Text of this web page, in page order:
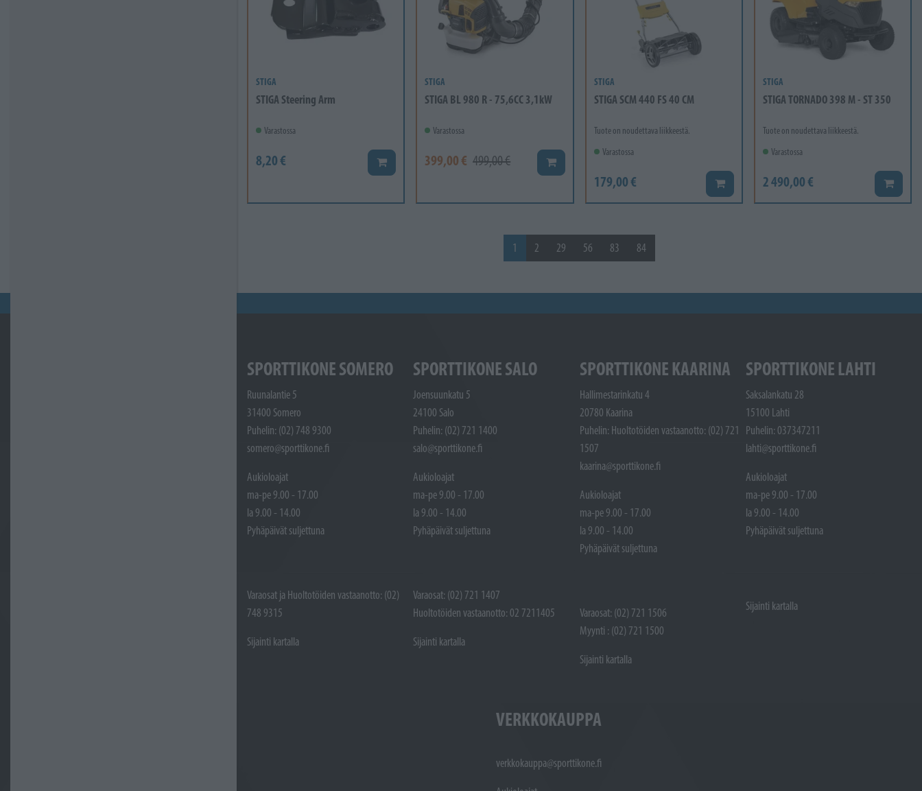
STIGA
STIGA Steering Arm
Varastossa
8,20 € Lisää koriin
STIGA
STIGA BL 980 R - 75,6CC 3,1kW
Varastossa
399,00 € 499,00 € Lisää koriin
STIGA
STIGA SCM 440 FS 40 CM
Tuote on noudettava liikkeestä.
Varastossa
179,00 € Lisää koriin
STIGA
STIGA TORNADO 398 M - ST 350
Tuote on noudettava liikkeestä.
Varastossa
2 490,00 € Lisää
1 2 29 56 83 84
SPORTTIKONE SOMERO
Ruunalantie 5
31400 Somero
Puhelin: (02) 748 9300
somero@sporttikone.fi
Aukioloajat
ma-pe 9.00 - 17.00
la 9.00 - 14.00
Pyhäpäivät suljettuna
Varaosat ja Huoltotöiden vastaanotto: (02)
748 9315
Sijainti kartalla
SPORTTIKONE SALO
Joensuunkatu 5
24100 Salo
Puhelin: (02) 721 1400
salo@sporttikone.fi
Aukioloajat
ma-pe 9.00 - 17.00
la 9.00 - 14.00
Pyhäpäivät suljettuna
Varaosat: (02) 721 1407
Huoltotöiden vastaanotto: 02 7211405
Sijainti kartalla
SPORTTIKONE KAARINA
Hallimestarinkatu 4
20780 Kaarina
Puhelin: Huoltotöiden vastaanotto: (02) 721
1507
kaarina@sporttikone.fi
Aukioloajat
ma-pe 9.00 - 17.00
la 9.00 - 14.00
Pyhäpäivät suljettuna
Varaosat: (02) 721 1506
Myynti : (02) 721 1500
Sijainti kartalla
SPORTTIKONE LAHTI
Saksalankatu 28
15100 Lahti
Puhelin: 037347211
lahti@sporttikone.fi
Aukioloajat
ma-pe 9.00 - 17.00
la 9.00 - 14.00
Pyhäpäivät suljettuna
Sijainti kartalla
VERKKOKAUPPA
verkkokauppa@sporttikone.fi